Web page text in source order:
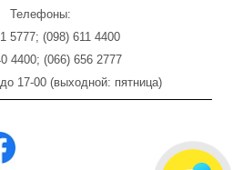
Телефоны:
5777; (098) 611 4400
4400; (066) 656 2777
17-00 (выходной: пятница)